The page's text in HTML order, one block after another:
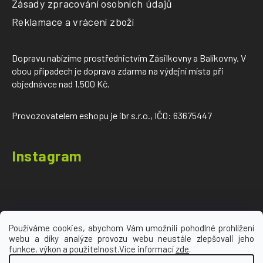
Používáme cookies, abychom Vám umožnili pohodlné prohlížení
webu a díky analýze provozu webu neustále zlepšovali jeho
funkce, výkon a použitelnost.Více informací zde.
Zásady zpracování osobních údajů
Reklamace a vrácení zboží
Dopravu nabízíme prostřednictvím Zásilkovny a Balíkovny. V
obou případech je doprava zdarma na výdejní místa při
objednávce nad 1.500 Kč.
Provozovatelem eshopu je ibr s.r.o., IČO: 63675447
Instagram
Sledovat na Instagramu